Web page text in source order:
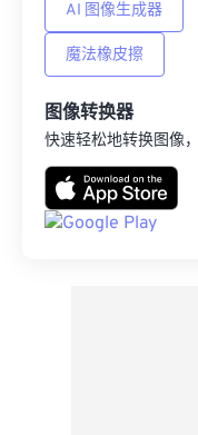
AI 图像生成器
魔法橡皮擦
图像转换器
快速轻松地转换图像